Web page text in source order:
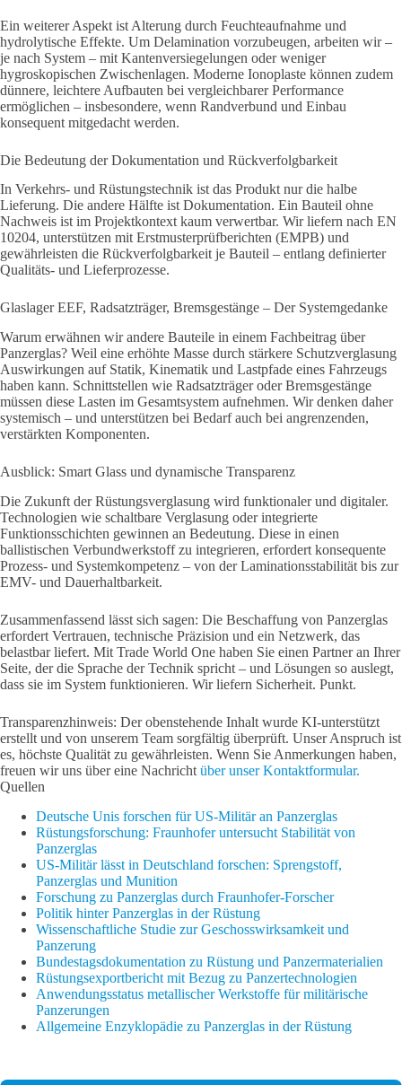
Ein weiterer Aspekt ist Alterung durch Feuchteaufnahme und
hydrolytische Effekte. Um Delamination vorzubeugen, arbeiten wir –
je nach System – mit Kantenversiegelungen oder weniger
hygroskopischen Zwischenlagen. Moderne Ionoplaste können zudem
dünnere, leichtere Aufbauten bei vergleichbarer Performance
ermöglichen – insbesondere, wenn Randverbund und Einbau
konsequent mitgedacht werden.
Die Bedeutung der Dokumentation und Rückverfolgbarkeit
In Verkehrs- und Rüstungstechnik ist das Produkt nur die halbe
Lieferung. Die andere Hälfte ist Dokumentation. Ein Bauteil ohne
Nachweis ist im Projektkontext kaum verwertbar. Wir liefern nach EN
10204, unterstützen mit Erstmusterprüfberichten (EMPB) und
gewährleisten die Rückverfolgbarkeit je Bauteil – entlang definierter
Qualitäts- und Lieferprozesse.
Glaslager EEF, Radsatzträger, Bremsgestänge – Der Systemgedanke
Warum erwähnen wir andere Bauteile in einem Fachbeitrag über
Panzerglas? Weil eine erhöhte Masse durch stärkere Schutzverglasung
Auswirkungen auf Statik, Kinematik und Lastpfade eines Fahrzeugs
haben kann. Schnittstellen wie Radsatzträger oder Bremsgestänge
müssen diese Lasten im Gesamtsystem aufnehmen. Wir denken daher
systemisch – und unterstützen bei Bedarf auch bei angrenzenden,
verstärkten Komponenten.
Ausblick: Smart Glass und dynamische Transparenz
Die Zukunft der Rüstungsverglasung wird funktionaler und digitaler.
Technologien wie schaltbare Verglasung oder integrierte
Funktionsschichten gewinnen an Bedeutung. Diese in einen
ballistischen Verbundwerkstoff zu integrieren, erfordert konsequente
Prozess- und Systemkompetenz – von der Laminationsstabilität bis zur
EMV- und Dauerhaltbarkeit.
Zusammenfassend lässt sich sagen: Die Beschaffung von Panzerglas
erfordert Vertrauen, technische Präzision und ein Netzwerk, das
belastbar liefert. Mit Trade World One haben Sie einen Partner an Ihrer
Seite, der die Sprache der Technik spricht – und Lösungen so auslegt,
dass sie im System funktionieren. Wir liefern Sicherheit. Punkt.
Transparenzhinweis: Der obenstehende Inhalt wurde KI-unterstützt
erstellt und von unserem Team sorgfältig überprüft. Unser Anspruch ist
es, höchste Qualität zu gewährleisten. Wenn Sie Anmerkungen haben,
freuen wir uns über eine Nachricht über unser Kontaktformular.
Quellen
Deutsche Unis forschen für US-Militär an Panzerglas
Rüstungsforschung: Fraunhofer untersucht Stabilität von
Panzerglas
US-Militär lässt in Deutschland forschen: Sprengstoff,
Panzerglas und Munition
Forschung zu Panzerglas durch Fraunhofer-Forscher
Politik hinter Panzerglas in der Rüstung
Wissenschaftliche Studie zur Geschosswirksamkeit und
Panzerung
Bundestagsdokumentation zu Rüstung und Panzermaterialien
Rüstungsexportbericht mit Bezug zu Panzertechnologien
Anwendungsstatus metallischer Werkstoffe für militärische
Panzerungen
Allgemeine Enzyklopädie zu Panzerglas in der Rüstung